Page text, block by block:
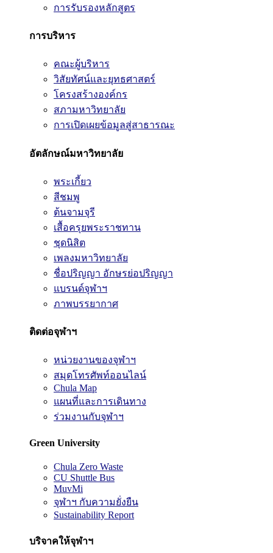
การรับรองหลักสูตร
การบริหาร
คณะผู้บริหาร
วิสัยทัศน์และยุทธศาสตร์
โครงสร้างองค์กร
สภามหาวิทยาลัย
การเปิดเผยข้อมูลสู่สาธารณะ
อัตลักษณ์มหาวิทยาลัย
พระเกี้ยว
สีชมพู
ต้นจามจุรี
เสื้อครุยพระราชทาน
ชุดนิสิต
เพลงมหาวิทยาลัย
ชื่อปริญญา อักษรย่อปริญญา
แบรนด์จุฬาฯ
ภาพบรรยากาศ
ติดต่อจุฬาฯ
หน่วยงานของจุฬาฯ
สมุดโทรศัพท์ออนไลน์
Chula Map
แผนที่และการเดินทาง
ร่วมงานกับจุฬาฯ
Green University
Chula Zero Waste
CU Shuttle Bus
MuvMi
จุฬาฯ กับความยั่งยืน
Sustainability Report
บริจาคให้จุฬาฯ